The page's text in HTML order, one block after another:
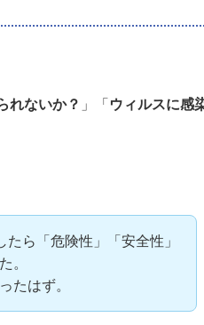
れないか？ 」「 ウィルスに感
ら「危険性」「安全性」
。
たはず。